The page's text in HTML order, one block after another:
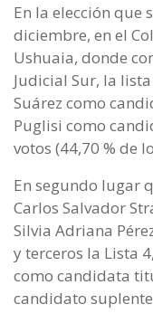
En la elección que
diciembre, en el
Ushuaia, donde
Judicial Sur, la
Suárez como
Puglisi como
votos (44,70 % de
En segundo lugar
Carlos Salvador
Silvia Adriana
y terceros la Lista
como candidata
candidato